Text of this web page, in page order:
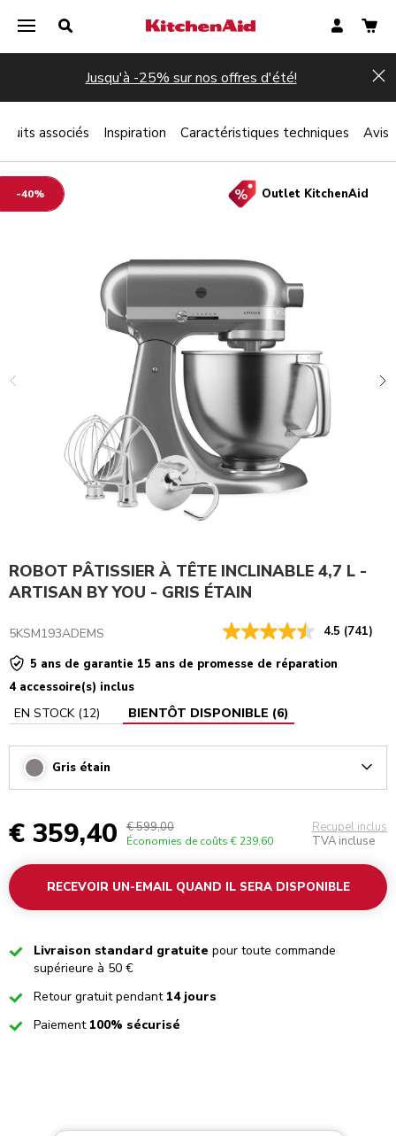
Jusqu'à -25% sur nos offres d'été!
-40% Outlet KitchenAid
ROBOT PÂTISSIER À TÊTE INCLINABLE 4,7 L -
ARTISAN BY YOU - GRIS ÉTAIN
5KSM193ADEMS 4.5 (741)
5 ans de garantie 15 ans de promesse de réparation
4 accessoire(s) inclus
EN STOCK(12) BIENTÔT DISPONIBLE (6)
Gris étain
€ 359,40 € 599,00
Économies de coûts € 239,60
Recupel inclus
TVA incluse
RECEVOIR UN-EMAIL QUAND IL SERA DISPONIBLE
CheckedLivraison standard gratuite pour toute commande
supérieure à 50 €
CheckedRetour gratuit pendant 14 jours
CheckedPaiement 100% sécurisé
associés Inspiration Caractéristiques techniques Avis